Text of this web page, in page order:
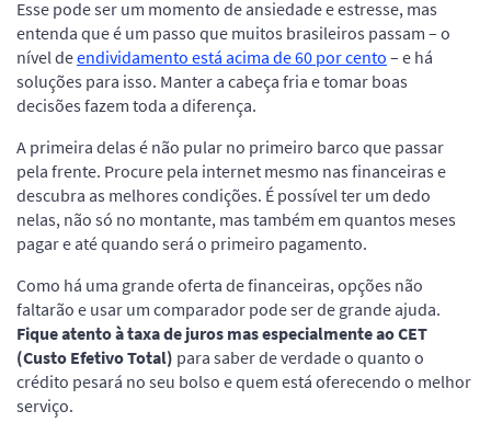
Esse pode ser um momento de ansiedade e estresse, mas
entenda que é um passo que muitos brasileiros passam – o
nível deendividamento está acima de 60 por cento – e há
soluções para isso. Manter a cabeça fria e tomar boas
decisões fazem toda a diferença.
A primeira delas é não pular no primeiro barco que passar
pela frente. Procure pela internet mesmo nas financeiras e
descubra as melhores condições. É possível ter um dedo
nelas, não só no montante, mas também em quantos meses
pagar e até quando será o primeiro pagamento.
Como há uma grande oferta de financeiras, opções não
faltarão e usar um comparador pode ser de grande ajuda.
Fique atento à taxa de juros mas especialmente ao CET
(Custo Efetivo Total) para saber de verdade o quanto o
crédito pesará no seu bolso e quem está oferecendo o melhor
serviço.